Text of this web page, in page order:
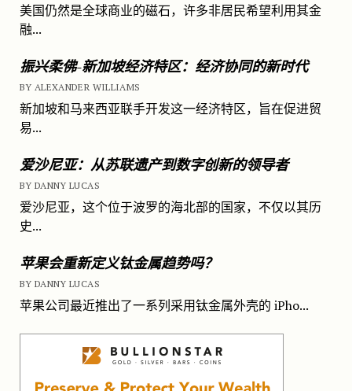
美国仍然是全球商业的磁石，许多非居民希望利用其金
融...
振兴柔佛-新加坡经济特区：经济协同的新时代
BY ALEXANDER WILLIAMS
新加坡和马来西亚联手开发这一经济特区，旨在促进贸
易...
爱沙尼亚：从苏联遗产到数字创新的领导者
BY DANNY LUCAS
爱沙尼亚，这个位于波罗的海北部的国家，不仅以其历
史...
苹果会重新定义钛金属趋势吗？
BY DANNY LUCAS
苹果公司最近推出了一系列采用钛金属外壳的 iPho...